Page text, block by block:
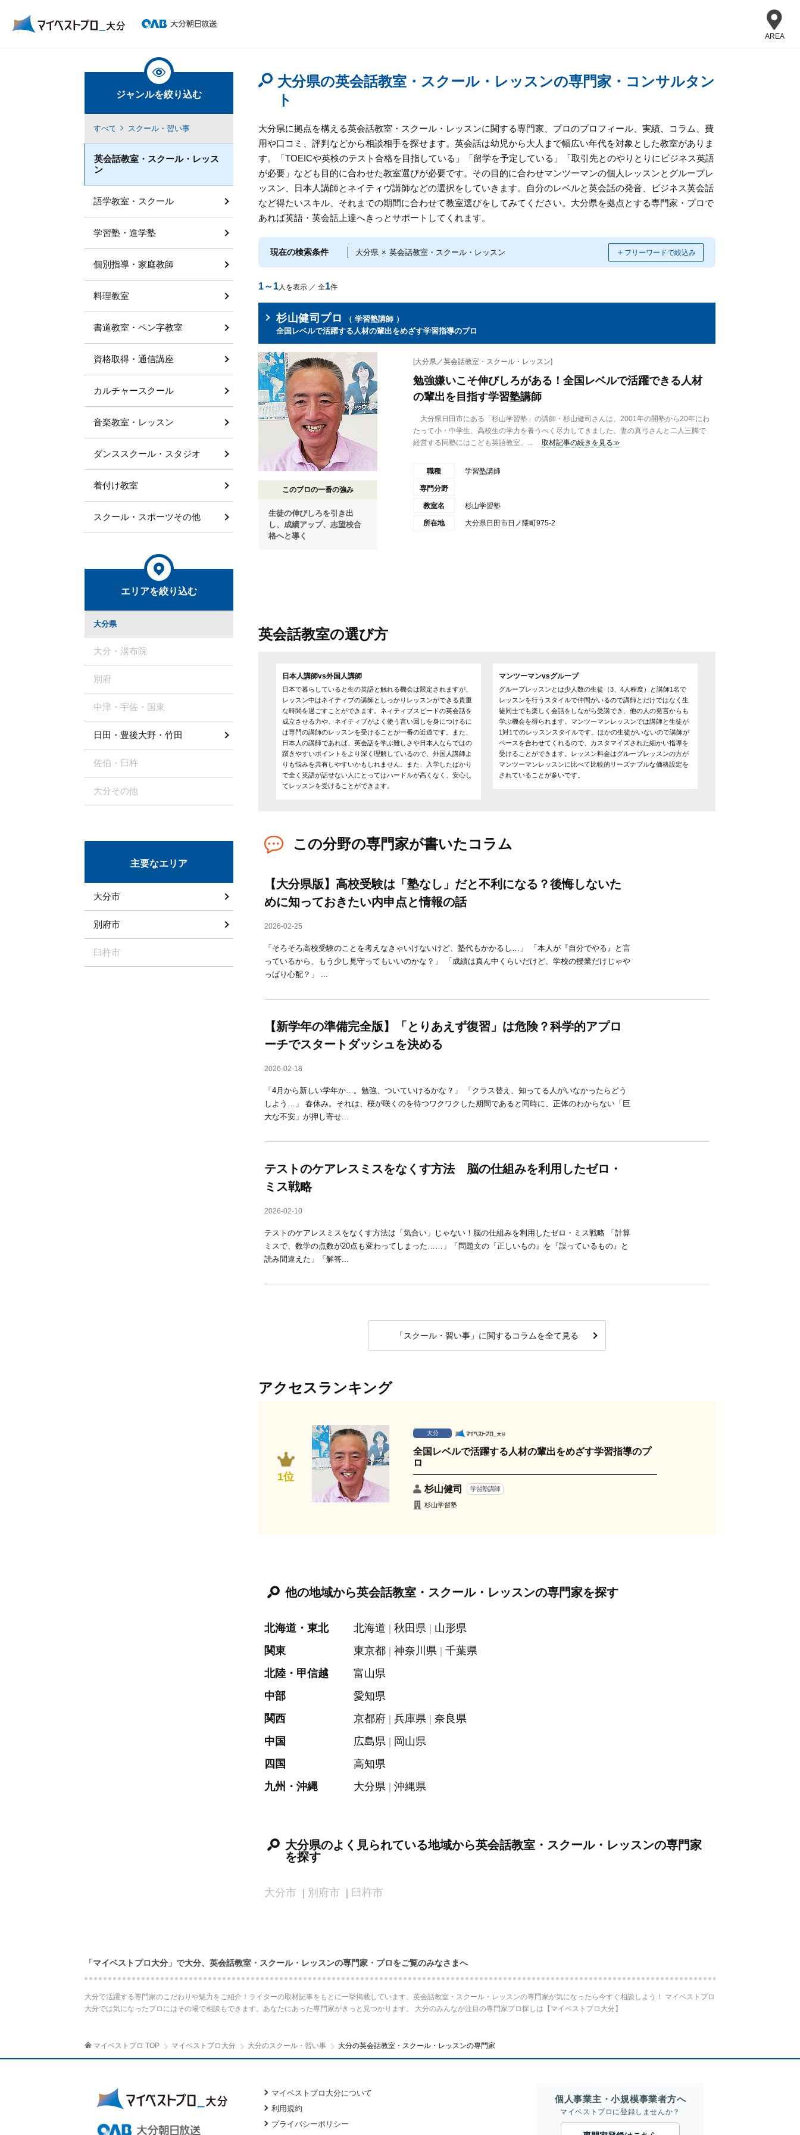
AREA
大分県の英会話教室・スクール・レッスンの専門家・コンサルタン
ト
大分県に拠点を構える英会話教室・スクール・レッスンに関する専門家、プロのプロフィール、実績、コラム、費
用や口コミ、評判などから相談相手を探せます。英会話は幼児から大人まで幅広い年代を対象とした教室がありま
す。「TOEICや英検のテスト合格を目指している」「留学を予定している」「取引先とのやりとりにビジネス英語
が必要」なども目的に合わせた教室選びが必要です。その目的に合わせマンツーマンの個人レッスンとグループレ
ッスン、日本人講師とネイティヴ講師などの選択をしていきます。自分のレベルと英会話の発音、ビジネス英会話
など得たいスキル、それまでの期間に合わせて教室選びをしてみてください。大分県を拠点とする専門家・プロで
あれば英語・英会話上達へきっとサポートしてくれます。
現在の検索条件 大分県 × 英会話教室・スクール・レッスン ＋ フリーワードで絞込み
1～1人を表示 ／ 全1件
杉山健司プロ
（ 学習塾講師 ）
全国レベルで活躍する人材の輩出をめざす学習指導のプロ
このプロの一番の強み
生徒の伸びしろを引き出
し、成績アップ、志望校合
格へと導く
[大分県／英会話教室・スクール・レッスン]
勉強嫌いこそ伸びしろがある！全国レベルで活躍できる人材
の輩出を目指す学習塾講師
大分県日田市にある「杉山学習塾」の講師・杉山健司さんは、2001年の開塾から20年にわ
たって小・中学生、高校生の学力を養うべく尽力してきました。妻の真弓さんと二人三脚で
経営する同塾にはこども英語教室、...
取材記事の続きを見る≫
職種 学習塾講師
専門分野
教室名 杉山学習塾
所在地 大分県日田市日ノ隈町975-2
英会話教室の選び方
日本人講師vs外国人講師
日本で暮らしていると生の英語と触れる機会は限定されますが、
レッスン中はネイティブの講師としっかりレッスンができる貴重
な時間を過ごすことができます。ネィティブスピードの英会話を
成立させる力や、ネイティブがよく使う言い回しを身につけるに
は専門の講師のレッスンを受けることが一番の近道です。また、
日本人の講師であれば、英会話を学ぶ難しさや日本人ならではの
躓きやすいポイントをより深く理解しているので、外国人講師よ
りも悩みを共有しやすいかもしれません。また、入学したばかり
で全く英語が話せない人にとってはハードルが高くなく、安心し
てレッスンを受けることができます。
マンツーマンvsグループ
グループレッスンとは少人数の生徒（3、4人程度）と講師1名で
レッスンを行うスタイルで仲間がいるので講師とだけではなく生
徒同士でも楽しく会話をしながら受講でき、他の人の発言からも
学ぶ機会を得られます。マンツーマンレッスンでは講師と生徒が
1対1でのレッスンスタイルです。ほかの生徒がいないので講師が
ペースを合わせてくれるので、カスタマイズされた細かい指導を
受けることができます。レッスン料金はグループレッスンの方が
マンツーマンレッスンに比べて比較的リーズナブルな価格設定を
されていることが多いです。
この分野の専門家が書いたコラム
【大分県版】高校受験は「塾なし」だと不利になる？後悔しないた
めに知っておきたい内申点と情報の話
2026-02-25
「そろそろ高校受験のことを考えなきゃいけないけど、塾代もかかるし…」 「本人が『自分でやる』と言
っているから、もう少し見守ってもいいのかな？」 「成績は真ん中くらいだけど、学校の授業だけじゃや
っぱり心配？」 ...
【新学年の準備完全版】「とりあえず復習」は危険？科学的アプロ
ーチでスタートダッシュを決める
2026-02-18
「4月から新しい学年か…。勉強、ついていけるかな？」 「クラス替え、知ってる人がいなかったらどう
しよう…」 春休み。それは、桜が咲くのを待つワクワクした期間であると同時に、正体のわからない「巨
大な不安」が押し寄せ...
テストのケアレスミスをなくす方法 脳の仕組みを利用したゼロ・
ミス戦略
2026-02-10
テストのケアレスミスをなくす方法は「気合い」じゃない！脳の仕組みを利用したゼロ・ミス戦略 「計算
ミスで、数学の点数が20点も変わってしまった……」「問題文の『正しいもの』を『誤っているもの』と
読み間違えた」「解答...
「スクール・習い事」に関するコラムを全て見る
アクセスランキング
1位
大分
全国レベルで活躍する人材の輩出をめざす学習指導のプ
ロ
杉山健司 学習塾講師
杉山学習塾
他の地域から英会話教室・スクール・レッスンの専門家を探す
北海道・東北 北海道 秋田県
山形県
関東
東京都 神奈川県
千葉県
北陸・甲信越
富山県
中部
愛知県
関西
京都府 兵庫県
奈良県
中国
広島県
岡山県
四国
高知県
九州・沖縄
大分県 沖縄県
大分県のよく見られている地域から英会話教室・スクール・レッスンの専門家
を探す
大分市 別府市 臼杵市
ジャンルを絞り込む
すべて スクール・習い事
英会話教室・スクール・レッス
ン
語学教室・スクール
学習塾・進学塾
個別指導・家庭教師
料理教室
書道教室・ペン字教室
資格取得・通信講座
カルチャースクール
音楽教室・レッスン
ダンススクール・スタジオ
着付け教室
スクール・スポーツその他
エリアを絞り込む
大分県
大分・湯布院
別府
中津・宇佐・国東
日田・豊後大野・竹田
佐伯・臼杵
大分その他
主要なエリア
大分市
別府市
臼杵市
「マイベストプロ大分」で大分、英会話教室・スクール・レッスンの専門家・プロをご覧のみなさまへ
大分で活躍する専門家のこだわりや魅力をご紹介！ライターの取材記事をもとに一挙掲載しています。英会話教室・スクール・レッスンの専門家が気になったら今すぐ相談しよう！ マイベストプロ
大分では気になったプロにはその場で相談もできます。あなたにあった専門家がきっと見つかります。 大分のみんなが注目の専門家プロ探しは【マイベストプロ大分】
マイベストプロ TOP マイベストプロ大分 大分のスクール・習い事 大分の英会話教室・スクール・レッスンの専門家
マイベストプロ大分について
利用規約
プライバシーポリシー
個人事業主・小規模事業者方へ
マイベストプロに登録しませんか？